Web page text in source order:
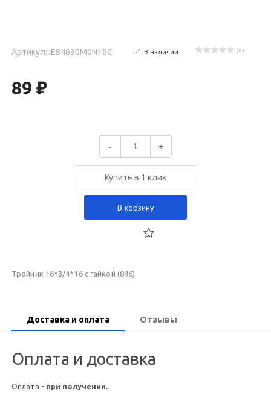
Артикул: IE84630M0N16C В наличии ( 0 )
89 ₽
- +
Купить в 1 клик
В корзину
Тройник 16*3/4*16 с гайкой (846)
Доставка и оплата Отзывы
Оплата и доставка
Оплата - при получении.